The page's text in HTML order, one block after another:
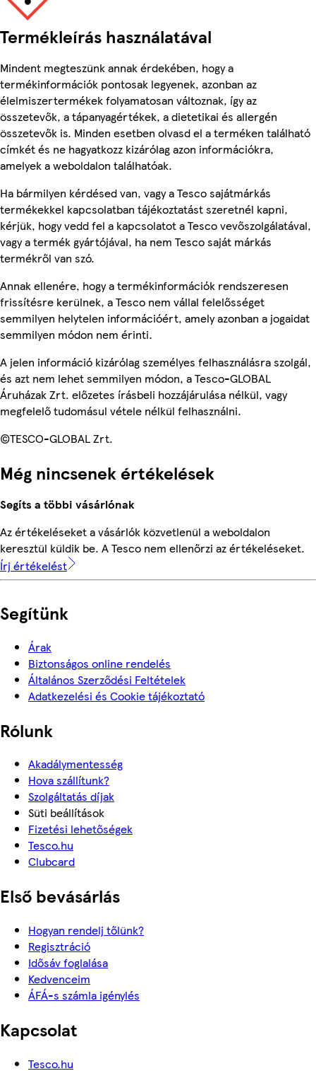
Termékleírás használatával
Mindent megteszünk annak érdekében, hogy a
termékinformációk pontosak legyenek, azonban az
élelmiszertermékek folyamatosan változnak, így az
összetevők, a tápanyagértékek, a dietetikai és allergén
összetevők is. Minden esetben olvasd el a terméken található
címkét és ne hagyatkozz kizárólag azon információkra,
amelyek a weboldalon találhatóak.
Ha bármilyen kérdésed van, vagy a Tesco sajátmárkás
termékekkel kapcsolatban tájékoztatást szeretnél kapni,
kérjük, hogy vedd fel a kapcsolatot a Tesco vevőszolgálatával,
vagy a termék gyártójával, ha nem Tesco saját márkás
termékről van szó.
Annak ellenére, hogy a termékinformációk rendszeresen
frissítésre kerülnek, a Tesco nem vállal felelősséget
semmilyen helytelen információért, amely azonban a jogaidat
semmilyen módon nem érinti.
A jelen információ kizárólag személyes felhasználásra szolgál,
és azt nem lehet semmilyen módon, a Tesco-GLOBAL
Áruházak Zrt. előzetes írásbeli hozzájárulása nélkül, vagy
megfelelő tudomásul vétele nélkül felhasználni.
©TESCO-GLOBAL Zrt.
Még nincsenek értékelések
Segíts a többi vásárlónak
Az értékeléseket a vásárlók közvetlenül a weboldalon
keresztül küldik be. A Tesco nem ellenőrzi az értékeléseket.
Írj értékelést
Segítünk
Árak
Biztonságos online rendelés
Általános Szerződési Feltételek
Adatkezelési és Cookie tájékoztató
Rólunk
Akadálymentesség
Hova szállítunk?
Szolgáltatás díjak
Süti beállítások
Fizetési lehetőségek
Tesco.hu
Clubcard
Első bevásárlás
Hogyan rendelj tőlünk?
Regisztráció
Idősáv foglalása
Kedvenceim
ÁFÁ-s számla igénylés
Kapcsolat
Tesco.hu